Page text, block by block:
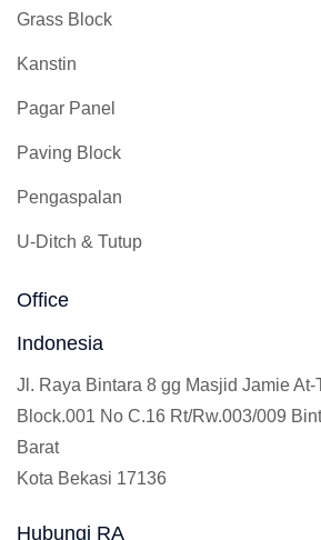
Grass Block
Kanstin
Pagar Panel
Paving Block
Pengaspalan
U-Ditch & Tutup
Office
Indonesia
Jl. Raya Bintara 8 gg Masjid Jamie At-
Block.001 No C.16 Rt/Rw.003/009
Barat
Kota Bekasi 17136
Hubungi RA